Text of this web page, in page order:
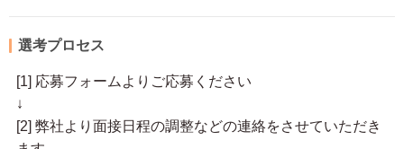
選考プロセス
[1] 応募フォームよりご応募ください
↓
[2] 弊社より面接日程の調整などの連絡をさせていただき